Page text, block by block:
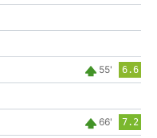
55' 6.6
66' 7.2